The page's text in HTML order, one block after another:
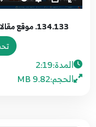
134.133. موقع مقالاتي - مشكلة عدم تكرار الاعمدة
المدة:2:19
الحجم:9.82 MB
126
127.126.
7:19
127
128.127.
المستخدم
5:45